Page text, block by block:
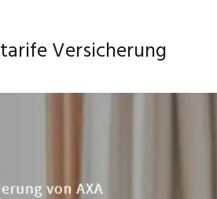
Versicherung